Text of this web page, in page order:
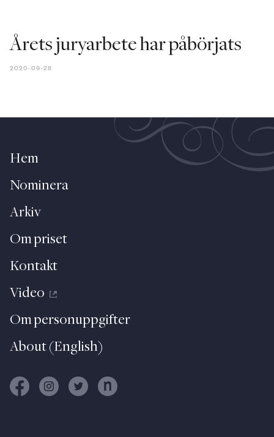
Årets juryarbete har påbörjats
2020-09-28
Hem
Nominera
Arkiv
Om priset
Kontakt
Video
Om personuppgifter
About (English)